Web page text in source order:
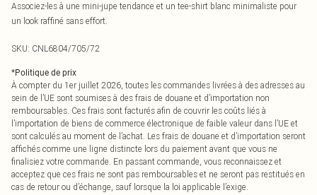
Associez-les à une mini-jupe tendance et un tee-shirt blanc minimaliste pour
un look raffiné sans effort.
SKU: CNL6804/705/72
*Politique de prix
À compter du 1er juillet 2026, toutes les commandes livrées à des adresses au
sein de l’UE sont soumises à des frais de douane et d’importation non
remboursables. Ces frais sont facturés afin de couvrir les coûts liés à
l’importation de biens de commerce électronique de faible valeur dans l’UE et
sont calculés au moment de l’achat. Les frais de douane et d’importation seront
affichés comme une ligne distincte lors du paiement avant que vous ne
finalisiez votre commande. En passant commande, vous reconnaissez et
acceptez que ces frais ne sont pas remboursables et ne seront pas restitués en
cas de retour ou d’échange, sauf lorsque la loi applicable l’exige.